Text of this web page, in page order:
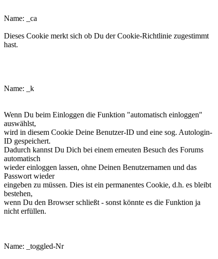
Name: _ca
Dieses Cookie merkt sich ob Du der Cookie-Richtlinie zugestimmt
hast.
Name: _k
Wenn Du beim Einloggen die Funktion "automatisch einloggen"
auswählst,
wird in diesem Cookie Deine Benutzer-ID und eine sog. Autologin-
ID gespeichert.
Dadurch kannst Du Dich bei einem erneuten Besuch des Forums
automatisch
wieder einloggen lassen, ohne Deinen Benutzernamen und das
Passwort wieder
eingeben zu müssen. Dies ist ein permanentes Cookie, d.h. es bleibt
bestehen,
wenn Du den Browser schließt - sonst könnte es die Funktion ja
nicht erfüllen.
Name: _toggled-Nr